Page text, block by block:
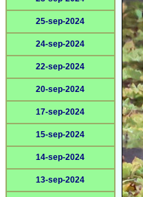
25-sep-2024
24-sep-2024
22-sep-2024
20-sep-2024
17-sep-2024
15-sep-2024
14-sep-2024
13-sep-2024